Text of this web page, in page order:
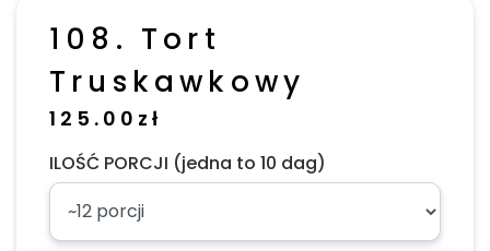
108. Tort
Truskawkowy
125.00 zł
ILOŚĆ PORCJI (jedna to 10 dag)